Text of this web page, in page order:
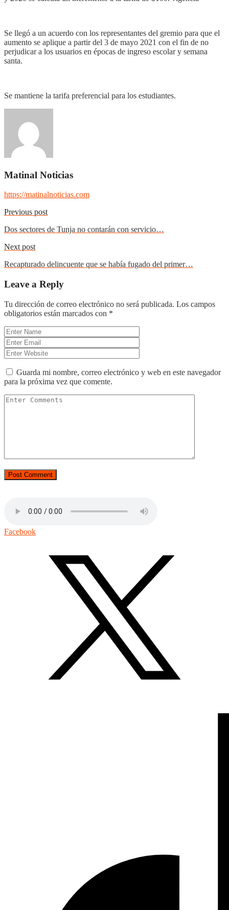
Se llegó a un acuerdo con los representantes del gremio para que el
aumento se aplique a partir del 3 de mayo 2021 con el fin de no
perjudicar a los usuarios en épocas de ingreso escolar y semana
santa.
Se mantiene la tarifa preferencial para los estudiantes.
Matinal Noticias
https://matinalnoticias.com
Previous post
Dos sectores de Tunja no contarán con servicio…
Next post
Recapturado delincuente que se había fugado del primer…
Leave a Reply
Tu dirección de correo electrónico no será publicada. Los campos
obligatorios están marcados con *
Guarda mi nombre, correo electrónico y web en este navegador
para la próxima vez que comente.
Facebook